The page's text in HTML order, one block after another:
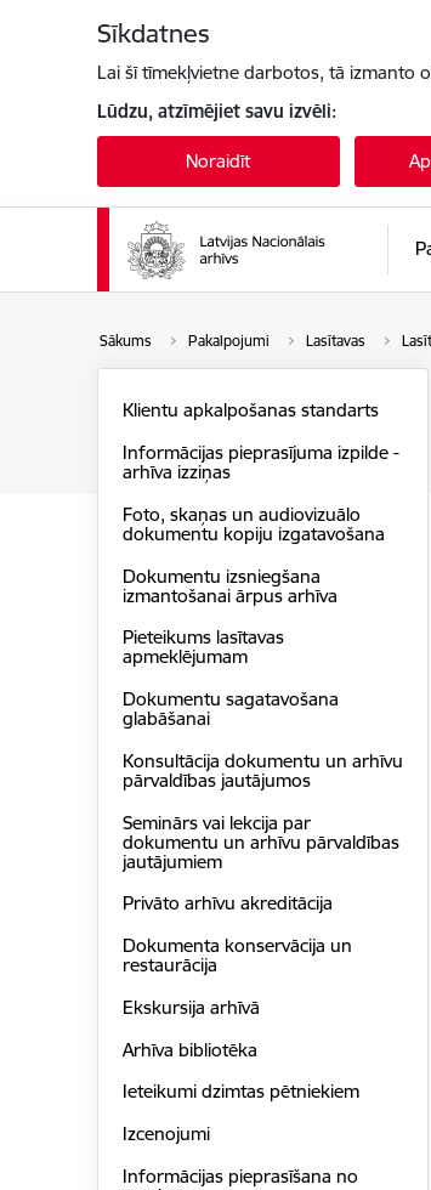
Sīkdatnes
Lai šī tīmekļvietne darbotos, tā izmanto
Lūdzu, atzīmējiet savu izvēli:
Noraidīt
Sākums Pakalpojumi Lasītavas
Klientu apkalpošanas standarts
Informācijas pieprasījuma izpilde -
arhīva izziņas
Foto, skaņas un audiovizuālo
dokumentu kopiju izgatavošana
Dokumentu izsniegšana
izmantošanai ārpus arhīva
Pieteikums lasītavas
apmeklējumam
Dokumentu sagatavošana
glabāšanai
Konsultācija dokumentu un arhīvu
pārvaldības jautājumos
Seminārs vai lekcija par
dokumentu un arhīvu pārvaldības
jautājumiem
Privāto arhīvu akreditācija
Dokumenta konservācija un
restaurācija
Ekskursija arhīvā
Arhīva bibliotēka
Ieteikumi dzimtas pētniekiem
Izcenojumi
Informācijas pieprasīšana no